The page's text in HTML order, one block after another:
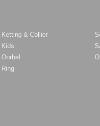
Ketting & Collier
Kids
Oorbel
Ring